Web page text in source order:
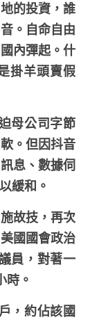
的投資，誰
。自命自由
內彈起。什
掛羊頭賣假
母公司字節
。但因抖音
息、數據伺
緩和。
故技，再次
國國會政治
員，對著一
時。
，約佔該國